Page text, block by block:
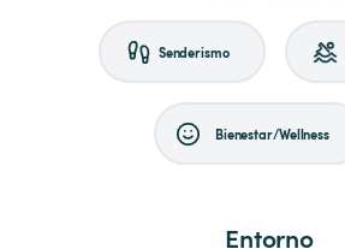
Senderismo
Bienestar/Wellness
Entorno